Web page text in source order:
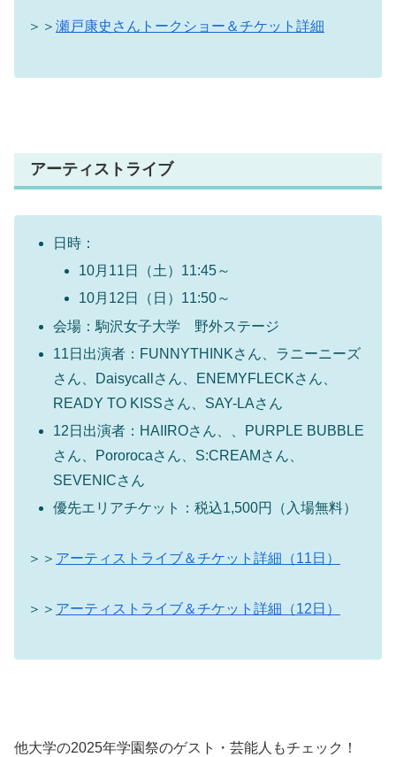
＞＞ 瀬戸康史さんトークショー＆チケット詳細
アーティストライブ
日時：
10月11日（土）11:45～
10月12日（日）11:50～
会場：駒沢女子大学 野外ステージ
11日出演者：FUNNYTHINKさん、ラニーニーズ
さん、Daisycallさん、ENEMYFLECKさん、
READY TO KISSさん、SAY-LAさん
12日出演者：HAIIROさん、、PURPLE BUBBLE
さん、Pororocaさん、S:CREAMさん、
SEVENICさん
優先エリアチケット：税込1,500円（入場無料）
＞＞ アーティストライブ＆チケット詳細（11日）
＞＞ アーティストライブ＆チケット詳細（12日）
他大学の2025年学園祭のゲスト・芸能人もチェック！